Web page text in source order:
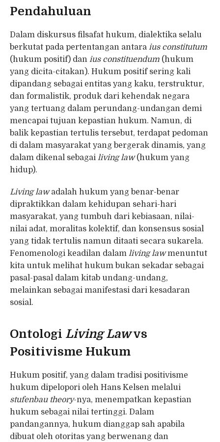
Pendahuluan
Dalam diskursus filsafat hukum, dialektika selalu
berkutat pada pertentangan antara ius constitutum
(hukum positif) dan ius constituendum (hukum
yang dicita-citakan). Hukum positif sering kali
dipandang sebagai entitas yang kaku, terstruktur,
dan formalistik, produk dari kehendak negara
yang tertuang dalam perundang-undangan demi
mencapai tujuan kepastian hukum. Namun, di
balik kepastian tertulis tersebut, terdapat pedoman
di dalam masyarakat yang bergerak dinamis, yang
dalam dikenal sebagai living law(hukum yang
hidup).
Living lawadalah hukum yang benar-benar
dipraktikkan dalam kehidupan sehari-hari
masyarakat, yang tumbuh dari kebiasaan, nilai-
nilai adat, moralitas kolektif, dan konsensus sosial
yang tidak tertulis namun ditaati secara sukarela.
Fenomenologi keadilan dalam living lawmenuntut
kita untuk melihat hukum bukan sekadar sebagai
pasal-pasal dalam kitab undang-undang,
melainkan sebagai manifestasi dari kesadaran
sosial.
Ontologi Living Lawvs
Positivisme Hukum
Hukum positif, yang dalam tradisi positivisme
hukum dipelopori oleh Hans Kelsen melalui
stufenbau theory-nya, menempatkan kepastian
hukum sebagai nilai tertinggi. Dalam
pandangannya, hukum dianggap sah apabila
dibuat oleh otoritas yang berwenang dan